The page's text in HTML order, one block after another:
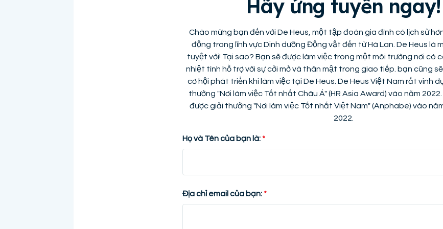
Hãy ứng tuyển ngay!
Chào mừng bạn đến với De Heus, một tập đoàn gia đình có lịch sử
động trong lĩnh vực Dinh dưỡng Động vật đến từ Hà Lan. De Heus là
tuyệt vời! Tại sao? Bạn sẽ được làm việc trong một môi trường nơi có
nhiệt tình hỗ trợ với sự cởi mở và thân mật trong giao tiếp. bạn cũng
cơ hội phát triển khi làm việc tại De Heus. De Heus Việt Nam rất vinh
thưởng "Nơi làm việc Tốt nhất Châu Á" (HR Asia Award) vào năm
được giải thưởng "Nơi làm việc Tốt nhất Việt Nam" (Anphabe) vào
2022.
Họ và Tên của bạn là:
Địa chỉ email của bạn: